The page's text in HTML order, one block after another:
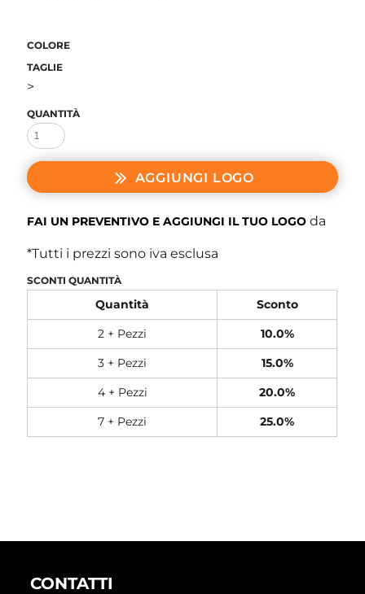
COLORE
TAGLIE
>
QUANTITÀ
AGGIUNGI LOGO
FAI UN PREVENTIVO E AGGIUNGI IL TUO LOGO da
*Tutti i prezzi sono iva esclusa
SCONTI QUANTITÀ
Quantità
Sconto
2 + Pezzi
10.0%
3 + Pezzi
15.0%
4 + Pezzi
20.0%
7 + Pezzi
25.0%
CONTATTI